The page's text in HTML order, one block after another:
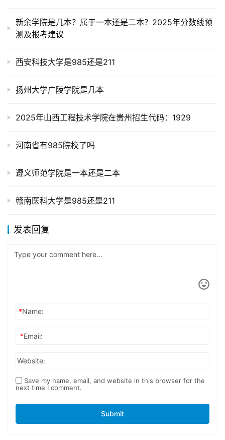
新余学院是几本？属于一本还是二本？2025年分数线预
测及报考建议
西安科技大学是985还是211
扬州大学广陵学院是几本
2025年山西工程技术学院在贵州招生代码：1929
河南省有985院校了吗
遵义师范学院是一本还是二本
赣南医科大学是985还是211
发表回复
*Name:
*Email:
Website:
Save my name, email, and website in this browser for the
next time I comment.
Submit